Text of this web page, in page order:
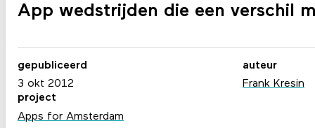
App wedstrijden die een verschil
gepubliceerd
3 okt 2012
auteur
Frank Kresin
project
Apps for Amsterdam